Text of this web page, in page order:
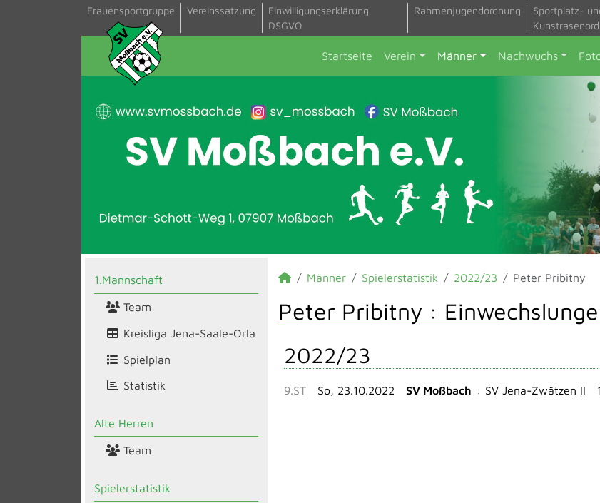
Frauensportgruppe Vereinssatzung
Einwilligungserklärung
DSGVO
Rahmenjugendordnung
Sportplatz-
Startseite Verein Männer Nachwuchs
1.Mannschaft
Team
Kreisliga Jena-Saale-Orla
Spielplan
Statistik
Alte Herren
Team
Spielerstatistik
Männer Spielerstatistik 2022/23 Peter Pribitny
Peter Pribitny :
2022/23
9.ST So, 23.10.2022 SV Moßbach : SV Jena-Zwätzen II